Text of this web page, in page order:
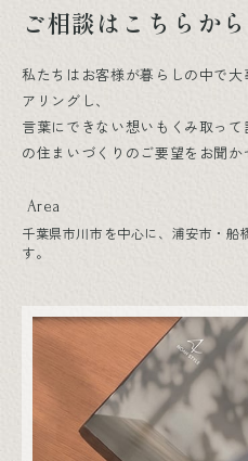
ご相談はこちらから
私たちはお客様が暮らしの中で
アリングし、
言葉にできない想いもくみ取っ
の住まいづくりのご要望をお聞か
Area
千葉県市川市を中心に、浦安市・船
す。